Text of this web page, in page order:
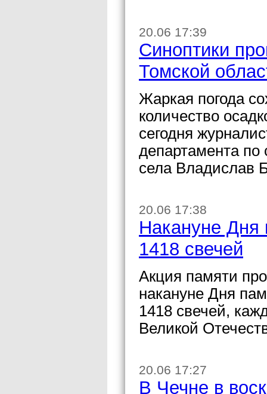
20.06 17:39
Синоптики
Томской
Жаркая погода
количество
сегодня
департамента по
села Владислав
20.06 17:38
Накануне Дня
1418 свечей
Акция памяти
накануне Дня
1418 свечей,
Великой
20.06 17:27
В Чечне в